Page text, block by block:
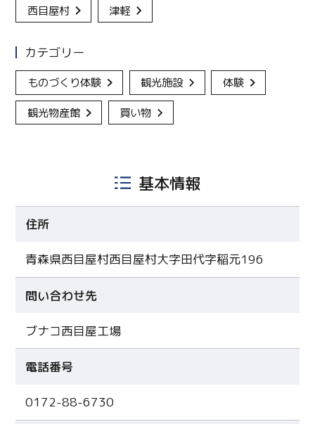
西目屋村 津軽
カテゴリー
ものづくり体験 観光施設 体験
観光物産館 買い物
基本情報
住所
青森県西目屋村西目屋村大字田代字稲元196
問い合わせ先
ブナコ西目屋工場
電話番号
0172-88-6730